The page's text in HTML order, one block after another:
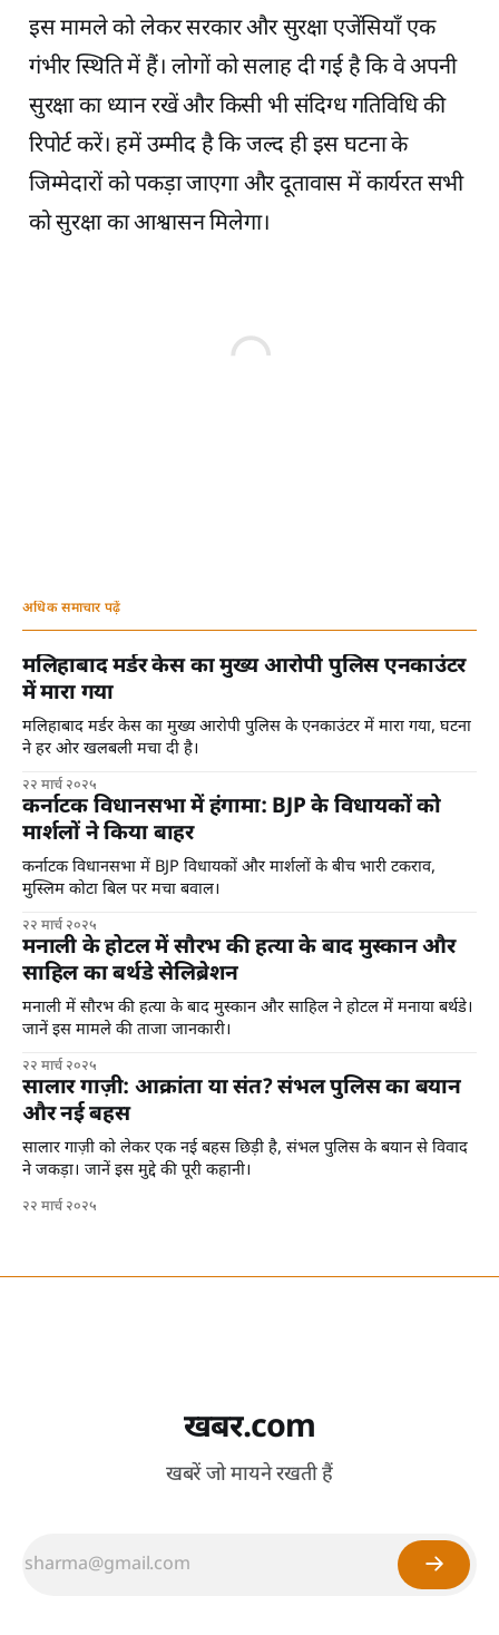
इस मामले को लेकर सरकार और सुरक्षा एजेंसियाँ एक
गंभीर स्थिति में हैं। लोगों को सलाह दी गई है कि वे अपनी
सुरक्षा का ध्यान रखें और किसी भी संदिग्ध गतिविधि की
रिपोर्ट करें। हमें उम्मीद है कि जल्द ही इस घटना के
जिम्मेदारों को पकड़ा जाएगा और दूतावास में कार्यरत सभी
को सुरक्षा का आश्वासन मिलेगा।
अधिक समाचार पढ़ें
मलिहाबाद मर्डर केस का मुख्य आरोपी पुलिस एनकाउंटर
में मारा गया
मलिहाबाद मर्डर केस का मुख्य आरोपी पुलिस के एनकाउंटर में मारा गया, घटना
ने हर ओर खलबली मचा दी है।
२२ मार्च २०२५
कर्नाटक विधानसभा में हंगामा: BJP के विधायकों को
मार्शलों ने किया बाहर
कर्नाटक विधानसभा में BJP विधायकों और मार्शलों के बीच भारी टकराव,
मुस्लिम कोटा बिल पर मचा बवाल।
२२ मार्च २०२५
मनाली के होटल में सौरभ की हत्या के बाद मुस्कान और
साहिल का बर्थडे सेलिब्रेशन
मनाली में सौरभ की हत्या के बाद मुस्कान और साहिल ने होटल में मनाया बर्थडे।
जानें इस मामले की ताजा जानकारी।
२२ मार्च २०२५
सालार गाज़ी: आक्रांता या संत? संभल पुलिस का बयान
और नई बहस
सालार गाज़ी को लेकर एक नई बहस छिड़ी है, संभल पुलिस के बयान से विवाद
ने जकड़ा। जानें इस मुद्दे की पूरी कहानी।
२२ मार्च २०२५
खबर.com
खबरें जो मायने रखती हैं